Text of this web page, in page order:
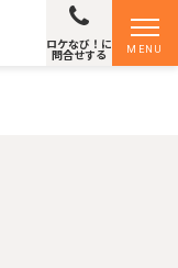
MENU
ロケなび！に
問合せする